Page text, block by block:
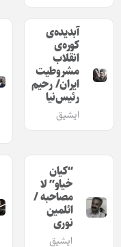
آبدیده‌ی
کوره‌ی
انقلاب
مشروطیت
ایران/ رحیم
رئیس‌نیا
ایشیق
“کیان
خیاو” لا
مصاحبه /
ائلمین
نوری
ایشیق